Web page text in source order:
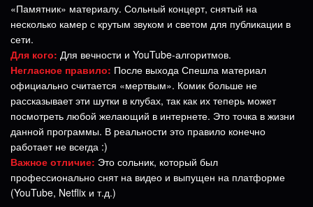
«Памятник» материалу. Сольный концерт, снятый на
несколько камер с крутым звуком и светом для публикации в
сети.
Для кого: Для вечности и YouTube-алгоритмов.
Негласное правило: После выхода Спешла материал
официально считается «мертвым». Комик больше не
рассказывает эти шутки в клубах, так как их теперь может
посмотреть любой желающий в интернете. Это точка в жизни
данной программы. В реальности это правило конечно
работает не всегда :)
Важное отличие: Это сольник, который был
профессионально снят на видео и выпущен на платформе
(YouTube, Netflix и т.д.)